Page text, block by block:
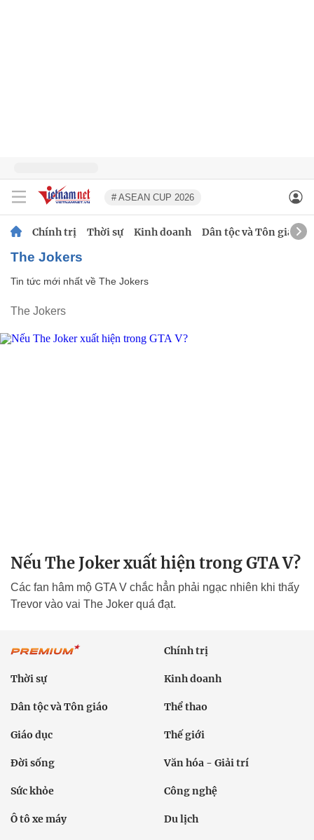
# ASEAN CUP 2026
Chính trị Thời sự Kinh doanh Dân tộc và Tôn giáo
The Jokers
Tin tức mới nhất về The Jokers
The Jokers
Nếu The Joker xuất hiện trong GTA V?
Các fan hâm mộ GTA V chắc hẳn phải ngạc nhiên khi thấy
Trevor vào vai The Joker quá đạt.
Chính trị
Thời sự Kinh doanh
Dân tộc và Tôn giáo Thể thao
Giáo dục Thế giới
Đời sống Văn hóa - Giải trí
Sức khỏe Công nghệ
Ô tô xe máy Du lịch